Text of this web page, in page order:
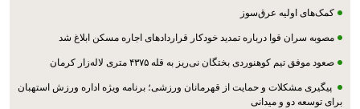
کمک‌های اولیه عرق‌سوز
مصوبه سران قوا درباره تمدید خودکار قراردادهای اجاره مسکن ابلاغ شد
صعود موفق تیم کوهنوردی بختگان نی‌ریز به قله ۴۳۷۵ متری لاله‌زار کرمان
پیگیری مشکلات و حمایت از قهرمانان ورزشی؛ برنامه ویژه اداره ورزش استهبان
برای توسعه دو و میدانی